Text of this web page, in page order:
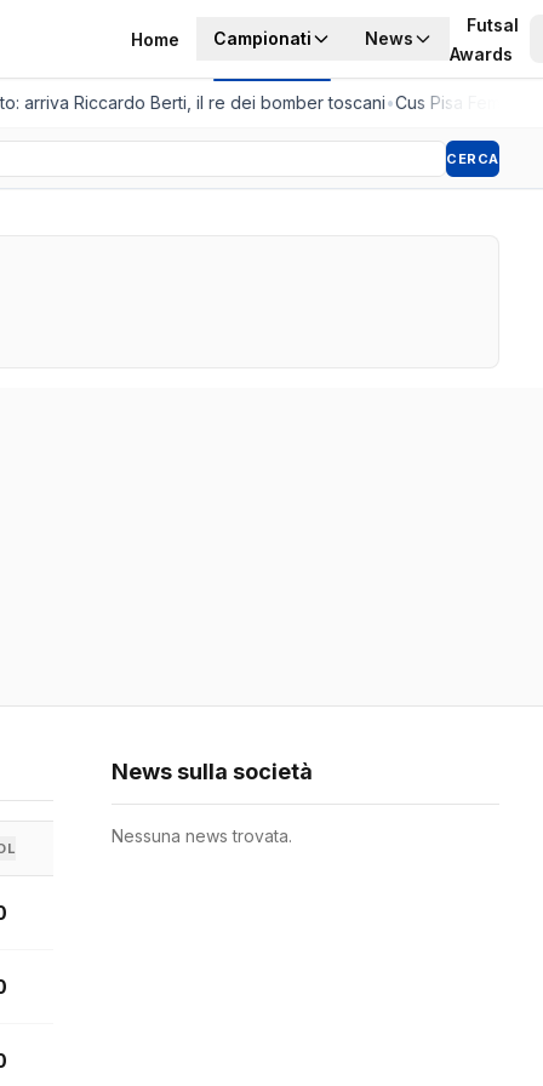
Home Campionati News
Futsal
Awards
arriva Riccardo Berti, il re dei bomber toscani•Cus Pisa
CERCA
News sulla società
Nessuna news trovata.